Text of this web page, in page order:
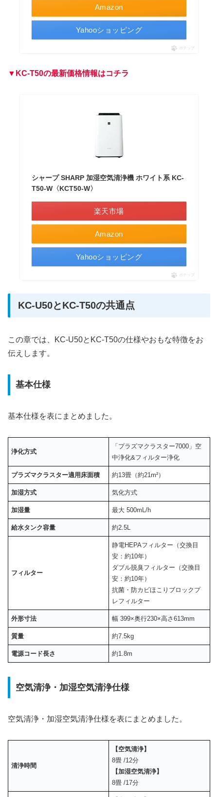
Amazon
Yahooショッピング
ポチップ
▼ KC-T50の最新価格情報はコチラ
シャープ SHARP 加湿空気清浄機 ホワイト系 KC-
T50-W〈KCT50-W〉
Amazon
楽天市場
Yahooショッピング
ポチップ
KC-U50とKC-T50の共通点
この章では、KC-U50とKC-T50の仕様やおもな特徴をお
伝えします。
基本仕様
基本仕様を表にまとめました。
浄化方式
「プラズマクラスター7000」空
中浄化&フィルター浄化
プラズマクラスター適用床面積 約13畳（約21m²）
加湿方式 気化方式
加湿量 最大 500mL/h
給水タンク容量 約2.5L
フィルター
静電HEPAフィルター（交換目
安：約10年）
ダブル脱臭フィルター（交換目
安：約10年）
抗菌・防カビほこりブロックプ
レフィルター
外形寸法 幅 399×奥行230×高さ613mm
質量 約7.5kg
電源コード長さ 約1.8m
空気清浄・加湿空気清浄仕様
空気清浄・加湿空気清浄仕様を表にまとめました。
清浄時間
【空気清浄】
8畳 /12分
【加湿空気清浄】
8畳 /17分